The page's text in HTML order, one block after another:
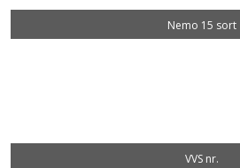
Nemo 15 sort
VVS nr.​